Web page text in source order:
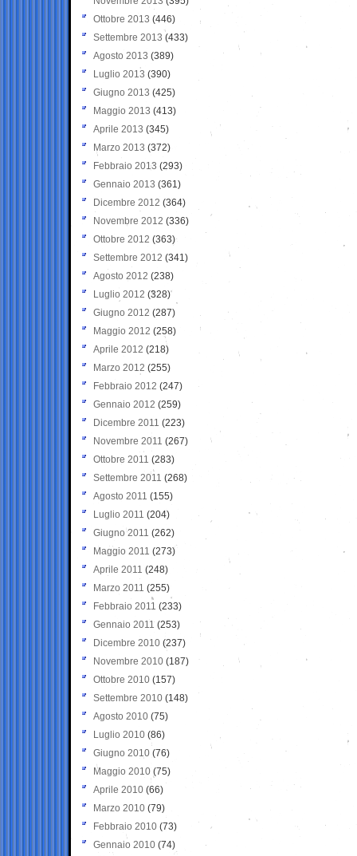
Ottobre 2013 (446)
Settembre 2013 (433)
Agosto 2013 (389)
Luglio 2013 (390)
Giugno 2013 (425)
Maggio 2013 (413)
Aprile 2013 (345)
Marzo 2013 (372)
Febbraio 2013 (293)
Gennaio 2013 (361)
Dicembre 2012 (364)
Novembre 2012 (336)
Ottobre 2012 (363)
Settembre 2012 (341)
Agosto 2012 (238)
Luglio 2012 (328)
Giugno 2012 (287)
Maggio 2012 (258)
Aprile 2012 (218)
Marzo 2012 (255)
Febbraio 2012 (247)
Gennaio 2012 (259)
Dicembre 2011 (223)
Novembre 2011 (267)
Ottobre 2011 (283)
Settembre 2011 (268)
Agosto 2011 (155)
Luglio 2011 (204)
Giugno 2011 (262)
Maggio 2011 (273)
Aprile 2011 (248)
Marzo 2011 (255)
Febbraio 2011 (233)
Gennaio 2011 (253)
Dicembre 2010 (237)
Novembre 2010 (187)
Ottobre 2010 (157)
Settembre 2010 (148)
Agosto 2010 (75)
Luglio 2010 (86)
Giugno 2010 (76)
Maggio 2010 (75)
Aprile 2010 (66)
Marzo 2010 (79)
Febbraio 2010 (73)
Gennaio 2010 (74)